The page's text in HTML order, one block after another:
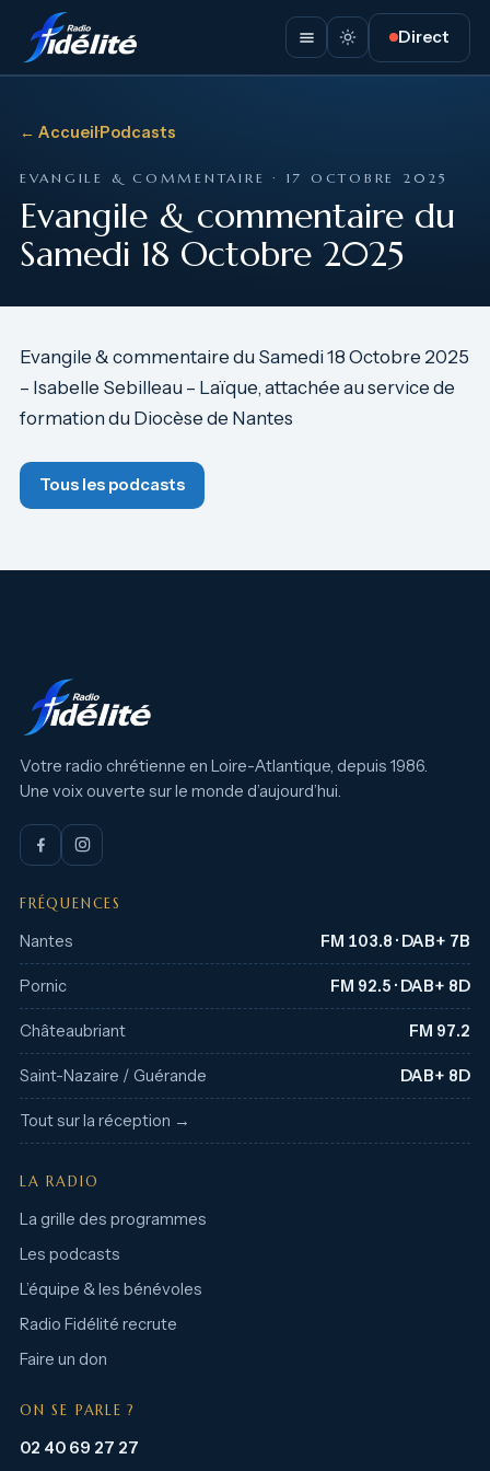
Direct
← Accueil·Podcasts
EVANGILE & COMMENTAIRE · 17 OCTOBRE 2025
Evangile & commentaire du
Samedi 18 Octobre 2025
Evangile & commentaire du Samedi 18 Octobre 2025
– Isabelle Sebilleau – Laïque, attachée au service de
formation du Diocèse de Nantes
Tous les podcasts
Votre radio chrétienne en Loire-Atlantique, depuis 1986.
Une voix ouverte sur le monde d’aujourd’hui.
FRÉQUENCES
Nantes FM 103.8 · DAB+ 7B
Pornic FM 92.5 · DAB+ 8D
Châteaubriant FM 97.2
Saint-Nazaire / Guérande DAB+ 8D
Tout sur la réception →
LA RADIO
La grille des programmes
Les podcasts
L’équipe & les bénévoles
Radio Fidélité recrute
Faire un don
ON SE PARLE ?
02 40 69 27 27